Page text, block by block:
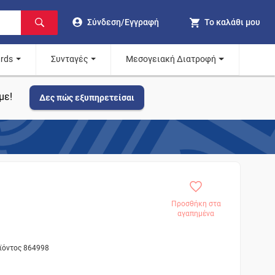
Σύνδεση/Εγγραφή Το καλάθι μου
Συνταγές Μεσογειακή Διατροφή
Δες πώς εξυπηρετείσαι
Προσθήκη στα
αγαπημένα
864998